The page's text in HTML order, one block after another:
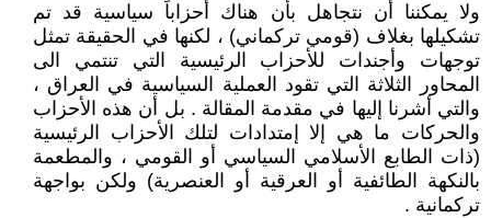
ولا يمكننا أن نتجاهل بأن هناك أحزاباً سياسية قد تم
تشكيلها بغلاف (قومي تركماني) ، لكنها في الحقيقة تمثل
توجهات وأجندات للأحزاب الرئيسية التي تنتمي الى
المحاور الثلاثة التي تقود العملية السياسية في العراق ،
والتي أشرنا إليها في مقدمة المقالة . بل أن هذه الأحزاب
والحركات ما هي إلا إمتدادات لتلك الأحزاب الرئيسية
(ذات الطابع الأسلامي السياسي أو القومي ، والمطعمة
بالنكهة الطائفية أو العرقية أو العنصرية) ولكن بواجهة
تركمانية .